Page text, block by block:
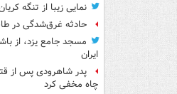
نمایی زیبا از تنگه
حادثه غرق‌شدگی در طاقانک ۲
مسجد جامع یزد، از
ایران
پدر شاهرودی پس از
چاه مخفی کرد